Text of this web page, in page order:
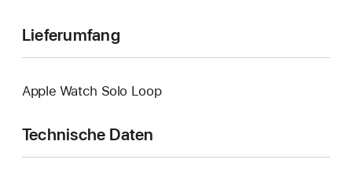
Lieferumfang
Apple Watch Solo Loop
Technische Daten